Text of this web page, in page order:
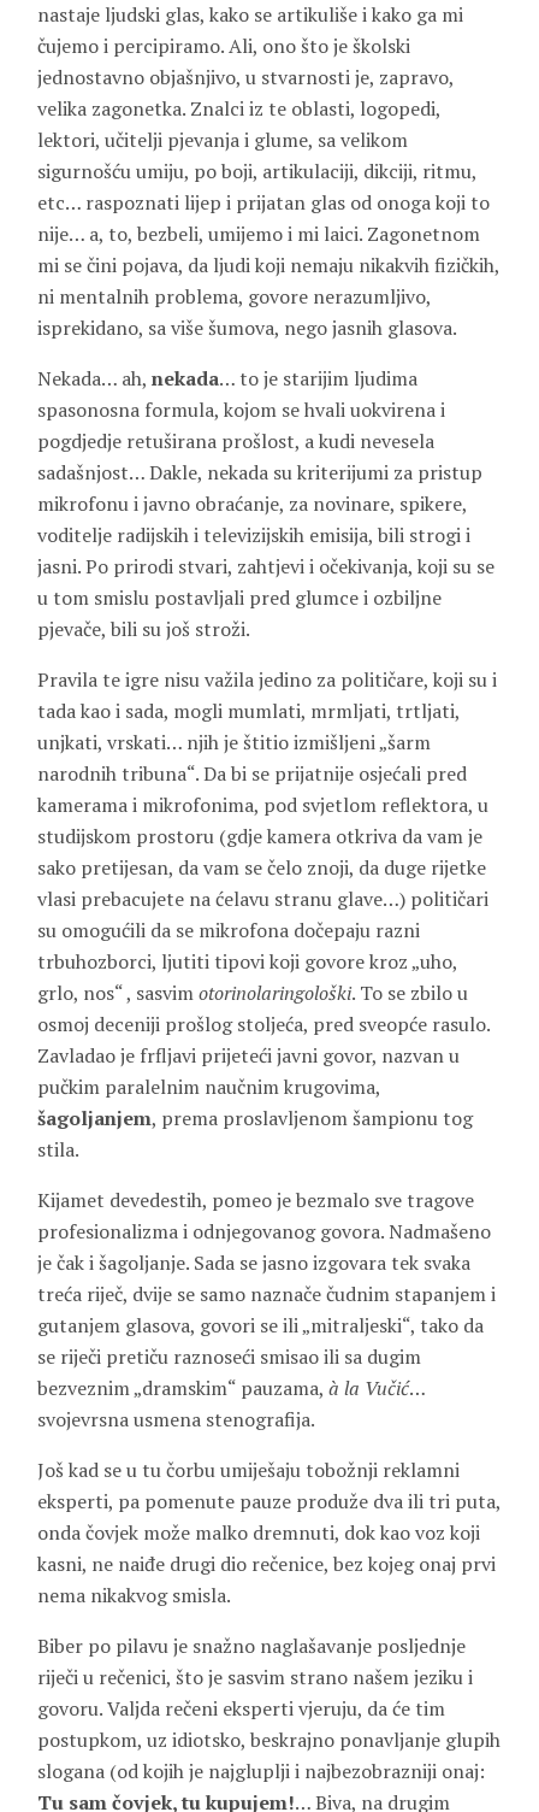
nastaje ljudski glas, kako se artikuliše i kako ga mi
čujemo i percipiramo. Ali, ono što je školski
jednostavno objašnjivo, u stvarnosti je, zapravo,
velika zagonetka. Znalci iz te oblasti, logopedi,
lektori, učitelji pjevanja i glume, sa velikom
sigurnošću umiju, po boji, artikulaciji, dikciji, ritmu,
etc… raspoznati lijep i prijatan glas od onoga koji to
nije… a, to, bezbeli, umijemo i mi laici. Zagonetnom
mi se čini pojava, da ljudi koji nemaju nikakvih fizičkih,
ni mentalnih problema, govore nerazumljivo,
isprekidano, sa više šumova, nego jasnih glasova.
Nekada… ah, nekada… to je starijim ljudima
spasonosna formula, kojom se hvali uokvirena i
pogdjedje retuširana prošlost, a kudi nevesela
sadašnjost… Dakle, nekada su kriterijumi za pristup
mikrofonu i javno obraćanje, za novinare, spikere,
voditelje radijskih i televizijskih emisija, bili strogi i
jasni. Po prirodi stvari, zahtjevi i očekivanja, koji su se
u tom smislu postavljali pred glumce i ozbiljne
pjevače, bili su još stroži.
Pravila te igre nisu važila jedino za političare, koji su i
tada kao i sada, mogli mumlati, mrmljati, trtljati,
unjkati, vrskati… njih je štitio izmišljeni „šarm
narodnih tribuna“. Da bi se prijatnije osjećali pred
kamerama i mikrofonima, pod svjetlom reflektora, u
studijskom prostoru (gdje kamera otkriva da vam je
sako pretijesan, da vam se čelo znoji, da duge rijetke
vlasi prebacujete na ćelavu stranu glave…) političari
su omogućili da se mikrofona dočepaju razni
trbuhozborci, ljutiti tipovi koji govore kroz „uho,
grlo, nos“ , sasvimotorinolaringološki. To se zbilo u
osmoj deceniji prošlog stoljeća, pred sveopće rasulo.
Zavladao je frfljavi prijeteći javni govor, nazvan u
pučkim paralelnim naučnim krugovima,
šagoljanjem, prema proslavljenom šampionu tog
stila.
Kijamet devedestih, pomeo je bezmalo sve tragove
profesionalizma i odnjegovanog govora. Nadmašeno
je čak i šagoljanje. Sada se jasno izgovara tek svaka
treća riječ, dvije se samo naznače čudnim stapanjem i
gutanjem glasova, govori se ili „mitraljeski“, tako da
se riječi pretiču raznoseći smisao ili sa dugim
bezveznim „dramskim“ pauzama, à la Vučić…
svojevrsna usmena stenografija.
Još kad se u tu čorbu umiješaju tobožnji reklamni
eksperti, pa pomenute pauze produže dva ili tri puta,
onda čovjek može malko dremnuti, dok kao voz koji
kasni, ne naiđe drugi dio rečenice, bez kojeg onaj prvi
nema nikakvog smisla.
Biber po pilavu je snažno naglašavanje posljednje
riječi u rečenici, što je sasvim strano našem jeziku i
govoru. Valjda rečeni eksperti vjeruju, da će tim
postupkom, uz idiotsko, beskrajno ponavljanje glupih
slogana (od kojih je najgluplji i najbezobrazniji onaj:
Tu sam čovjek, tu kupujem!… Biva, na drugim